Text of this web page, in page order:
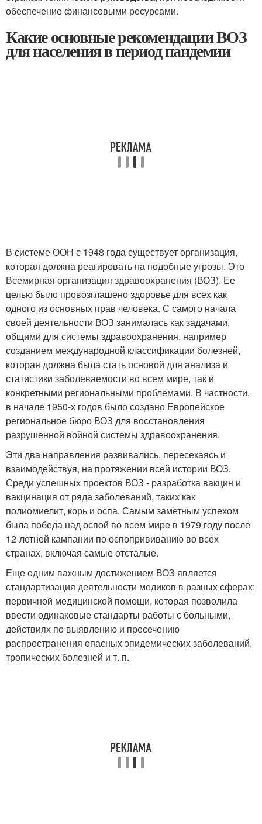
обеспечение финансовыми ресурсами.
Какие основные рекомендации ВОЗ
для населения в период пандемии
В системе ООН с 1948 года существует организация,
которая должна реагировать на подобные угрозы. Это
Всемирная организация здравоохранения (ВОЗ). Ее
целью было провозглашено здоровье для всех как
одного из основных прав человека. С самого начала
своей деятельности ВОЗ занималась как задачами,
общими для системы здравоохранения, например
созданием международной классификации болезней,
которая должна была стать основой для анализа и
статистики заболеваемости во всем мире, так и
конкретными региональными проблемами. В частности,
в начале 1950-х годов было создано Европейское
региональное бюро ВОЗ для восстановления
разрушенной войной системы здравоохранения.
Эти два направления развивались, пересекаясь и
взаимодействуя, на протяжении всей истории ВОЗ.
Среди успешных проектов ВОЗ - разработка вакцин и
вакцинация от ряда заболеваний, таких как
полиомиелит, корь и оспа. Самым заметным успехом
была победа над оспой во всем мире в 1979 году после
12-летней кампании по оспопрививанию во всех
странах, включая самые отсталые.
Еще одним важным достижением ВОЗ является
стандартизация деятельности медиков в разных сферах:
первичной медицинской помощи, которая позволила
ввести одинаковые стандарты работы с больными,
действиях по выявлению и пресечению
распространения опасных эпидемических заболеваний,
тропических болезней и т. п.